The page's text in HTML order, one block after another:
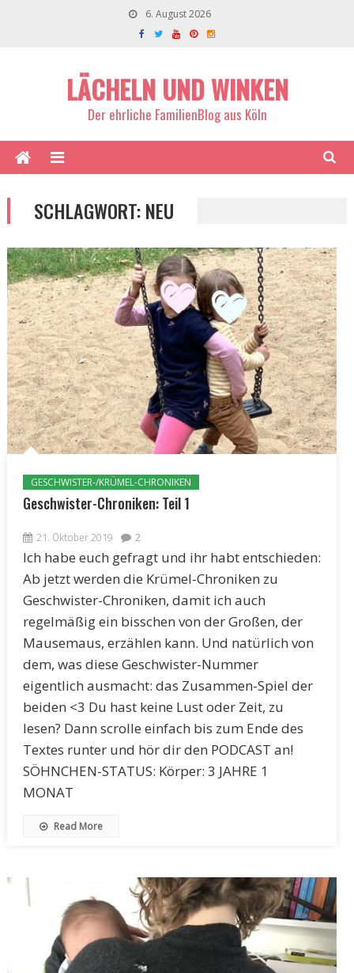
6. August 2026
LÄCHELN UND WINKEN
Der ehrliche FamilienBlog aus Köln
SCHLAGWORT:NEU
GESCHWISTER-/KRÜMEL-CHRONIKEN
Geschwister-Chroniken: Teil 1
21. Oktober 2019 2
Ich habe euch gefragt und ihr habt entschieden:
Ab jetzt werden die Krümel-Chroniken zu
Geschwister-Chroniken, damit ich auch
regelmäßig ein bisschen von der Großen, der
Mausemaus, erzählen kann. Und natürlich von
dem, was diese Geschwister-Nummer
eigentlich ausmacht: das Zusammen-Spiel der
beiden <3 Du hast keine Lust oder Zeit, zu
lesen? Dann scrolle einfach bis zum Ende des
Textes runter und hör dir den PODCAST an!
SÖHNCHEN-STATUS: Körper: 3 JAHRE 1
MONAT
Read More